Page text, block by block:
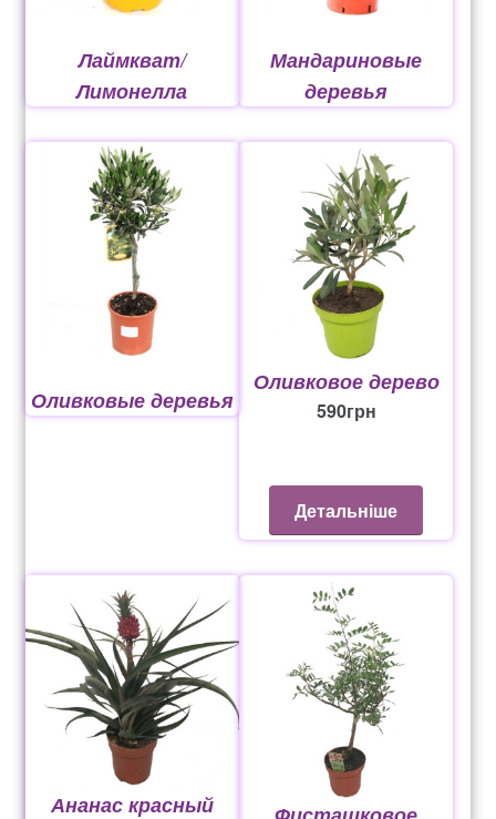
счет 300
счет 3235
счет 575
ТОТАЛЬНИЙ РОЗПРОДАЖ
Лаймкват/
Лимонелла
Мандариновые
деревья
Оливковые деревья
Оливковое дерево
590грн
Детальніше
Ананас красный